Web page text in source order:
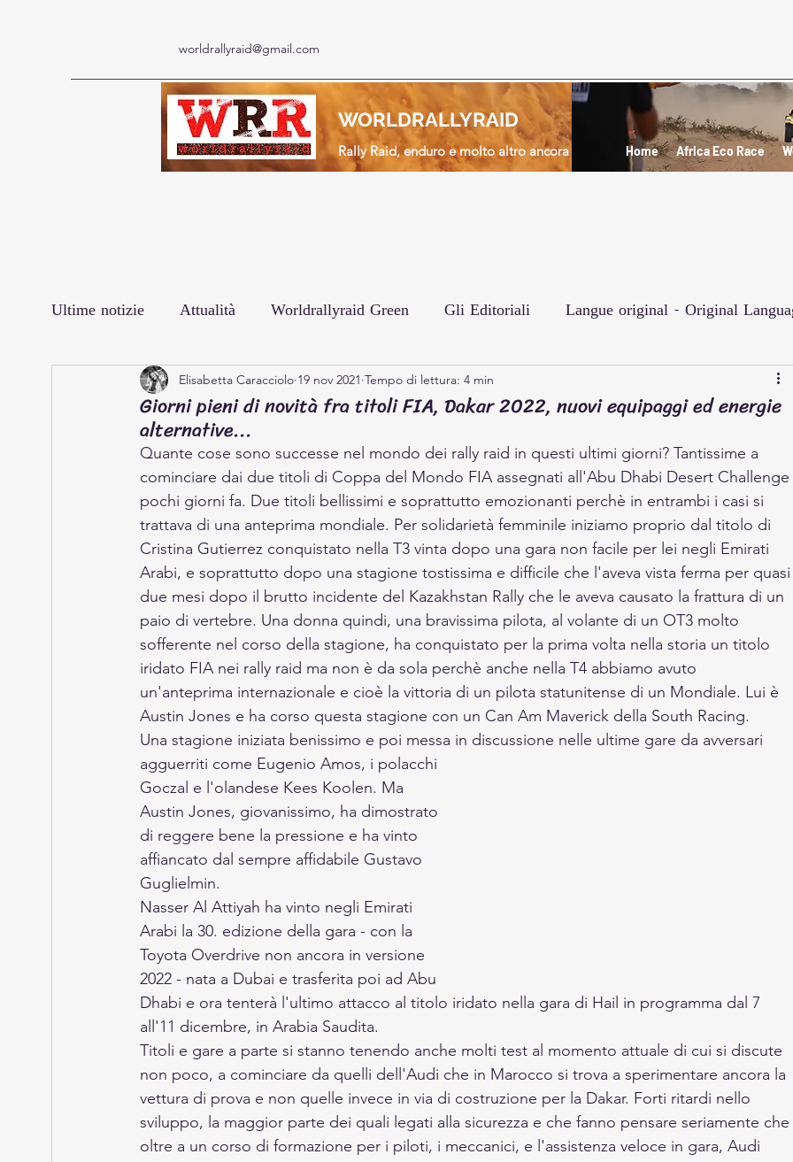
worldrallyraid@gmail.com
WORLDRALLYRAID
Rally Raid, enduro e molto altro ancora Home Africa Eco Race
Ultime notizie Attualità Worldrallyraid Green Gli Editoriali Langue original - Original
Le interviste Prodotto Africa Eco Race
Giorni pieni di novità fra titoli FIA, Dakar 2022, nuovi equipaggi ed energie
alternative...
Elisabetta Caracciolo 19 nov 2021 Tempo di lettura: 4 min
Quante cose sono successe nel mondo dei rally raid in questi ultimi giorni? Tantissime a
cominciare dai due titoli di Coppa del Mondo FIA assegnati all'Abu Dhabi Desert Challenge
pochi giorni fa. Due titoli bellissimi e soprattutto emozionanti perchè in entrambi i casi si
trattava di una anteprima mondiale. Per solidarietà femminile iniziamo proprio dal titolo di
Cristina Gutierrez conquistato nella T3 vinta dopo una gara non facile per lei negli Emirati
Arabi, e soprattutto dopo una stagione tostissima e difficile che l'aveva vista ferma per
due mesi dopo il brutto incidente del Kazakhstan Rally che le aveva causato la frattura di un
paio di vertebre. Una donna quindi, una bravissima pilota, al volante di un OT3 molto
sofferente nel corso della stagione, ha conquistato per la prima volta nella storia un titolo
iridato FIA nei rally raid ma non è da sola perchè anche nella T4 abbiamo avuto
un'anteprima internazionale e cioè la vittoria di un pilota statunitense di un Mondiale. Lui è
Austin Jones e ha corso questa stagione con un Can Am Maverick della South Racing.
Una stagione iniziata benissimo e poi messa in discussione nelle ultime gare da avversari
agguerriti come Eugenio Amos, i polacchi
Goczal e l'olandese Kees Koolen. Ma
Austin Jones, giovanissimo, ha dimostrato
di reggere bene la pressione e ha vinto
affiancato dal sempre affidabile Gustavo
Guglielmin.
Nasser Al Attiyah ha vinto negli Emirati
Arabi la 30. edizione della gara - con la
Toyota Overdrive non ancora in versione
2022 - nata a Dubai e trasferita poi ad Abu
Dhabi e ora tenterà l'ultimo attacco al titolo iridato nella gara di Hail in programma dal 7
all'11 dicembre, in Arabia Saudita.
Titoli e gare a parte si stanno tenendo anche molti test al momento attuale di cui si discute
non poco, a cominciare da quelli dell'Audi che in Marocco si trova a sperimentare ancora la
vettura di prova e non quelle invece in via di costruzione per la Dakar. Forti ritardi nello
sviluppo, la maggior parte dei quali legati alla sicurezza e che fanno pensare seriamente che
oltre a un corso di formazione per i piloti, i meccanici, e l'assistenza veloce in gara, Audi